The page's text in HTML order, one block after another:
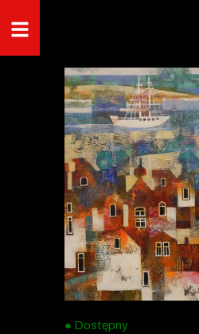
● Dostępny